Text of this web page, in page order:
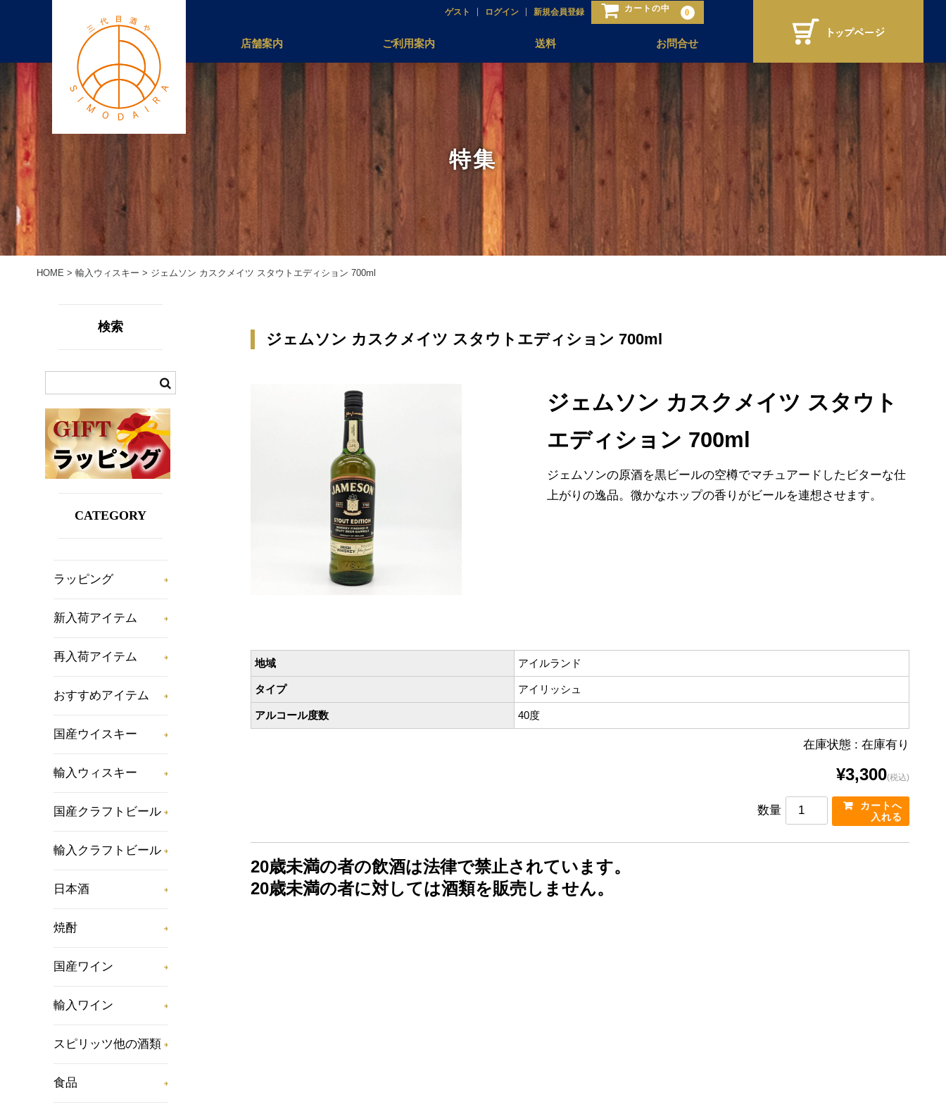
ゲスト ログイン 新規会員登録 カートの中 0
店舗案内 ご利用案内 送料 お問合せ
特集
HOME > 輸入ウィスキー > ジェムソン カスクメイツ スタウトエディション 700ml
ジェムソン カスクメイツ スタウトエディション 700ml
ジェムソン カスクメイツ スタウト
エディション 700ml
ジェムソンの原酒を黒ビールの空樽でマチュアードしたビターな仕
上がりの逸品。微かなホップの香りがビールを連想させます。
地域 アイルランド
タイプ アイリッシュ
アルコール度数 40度
在庫状態 : 在庫有り
¥3,300(税込)
数量
20歳未満の者の飲酒は法律で禁止されています。
20歳未満の者に対しては酒類を販売しません。
検索
CATEGORY
ラッピング
新入荷アイテム
再入荷アイテム
おすすめアイテム
国産ウイスキー
輸入ウィスキー
国産クラフトビール
輸入クラフトビール
日本酒
焼酎
国産ワイン
輸入ワイン
スピリッツ他の酒類
食品